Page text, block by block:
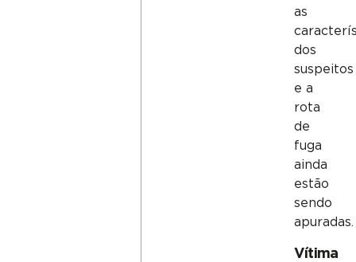
as
dos
suspeitos
e a
rota
de
fuga
ainda
estão
sendo
apuradas.
Vítima